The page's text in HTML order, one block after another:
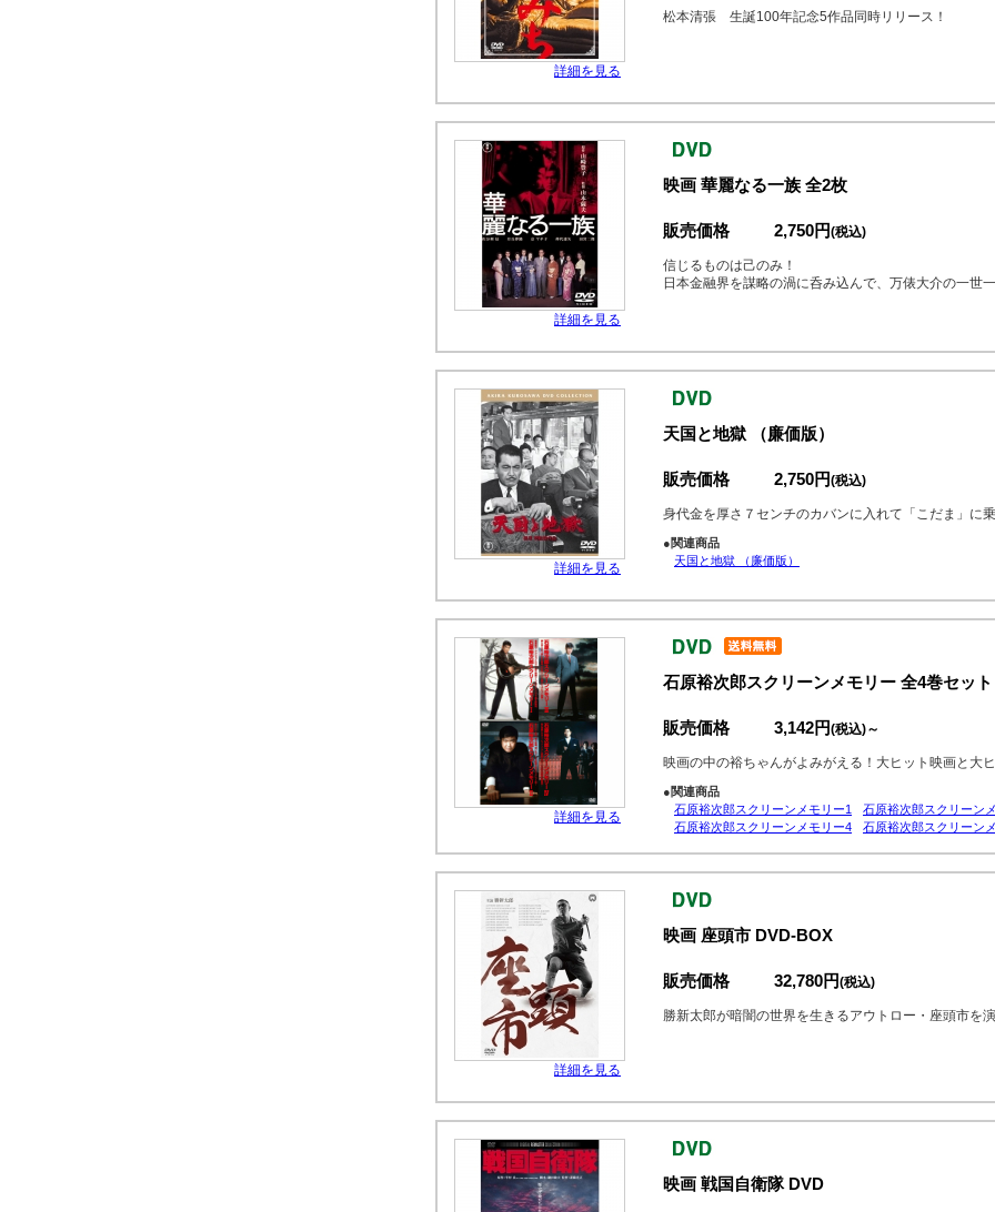
詳細を見る
松本清張 生誕100年記念5作品同時リリース！
詳細を見る
映画 華麗なる一族 全2枚
販売価格 2,750円(税込)
信じるものは己のみ！
日本金融界を謀略の渦に呑み込んで、万俵大介の一世
詳細を見る
天国と地獄 （廉価版）
販売価格 2,750円(税込)
身代金を厚さ７センチのカバンに入れて「こだま」に乗
●関連商品
天国と地獄 （廉価版）
詳細を見る
石原裕次郎スクリーンメモリー 全4巻セット
販売価格 3,142円(税込)～
映画の中の裕ちゃんがよみがえる！大ヒット映画と大
●関連商品
石原裕次郎スクリーンメモリー1
石原裕次郎スクリーン
石原裕次郎スクリーンメモリー4
石原裕次郎スクリーン
詳細を見る
映画 座頭市 DVD-BOX
販売価格 32,780円(税込)
勝新太郎が暗闇の世界を生きるアウトロー・座頭市を
映画 戦国自衛隊 DVD